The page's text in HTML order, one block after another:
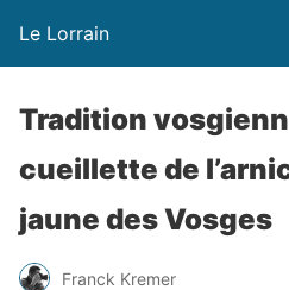
Le Lorrain
Tradition
cueillette de
jaune des Vosges
Franck Kremer